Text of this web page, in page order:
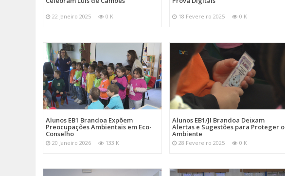
22 Janeiro 2025 0 K 18 Fevereiro 2025 0 K
Alunos EB1 Brandoa Expõem
Preocupações Ambientais em Eco-
Conselho
20 Janeiro 2026 133 K
Alunos EB1/JI Brandoa Deixam
Alertas e Sugestões para Proteger o
Ambiente
28 Fevereiro 2025 0 K